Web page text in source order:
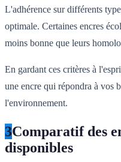
L'adhérence sur différents
optimale. Certaines encres
moins bonne que leurs
En gardant ces critères à
une encre qui répondra à vos
l'environnement.
3Comparatif des
disponibles